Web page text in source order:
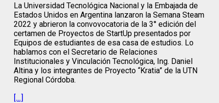
La Universidad Tecnológica Nacional y la Embajada de
Estados Unidos en Argentina lanzaron la Semana Steam
2022 y abrieron la convovocatoria de la 3° edición del
certamen de Proyectos de StartUp presentados por
Equipos de estudiantes de esa casa de estudios. Lo
hablamos con el Secretario de Relaciones
Institucionales y Vinculación Tecnológica, Ing. Daniel
Altina y los integrantes de Proyecto “Kratia” de la UTN
Regional Córdoba.
[…]